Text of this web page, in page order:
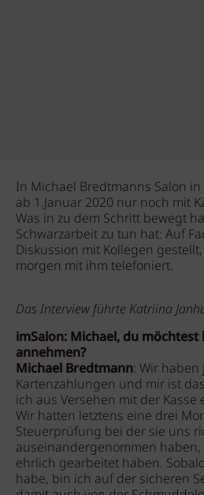
In Michael Bredtmanns Salon
ab 1.Januar 2020 nur noch mit
Was in zu dem Schritt bewegt
Schwarzarbeit zu tun hat: Auf
Diskussion mit Kollegen
morgen mit ihm telefoniert.
Das Interview führte Katriina
imSalon: Michael, du
annehmen?
Michael Bredtmann: Wir
Kartenzahlungen und mir ist
ich aus Versehen mit der Kasse
Wir hatten letztens eine drei
Steuerprüfung bei der sie uns
auseinandergenommen
ehrlich gearbeitet haben.
habe, bin ich auf der sicheren